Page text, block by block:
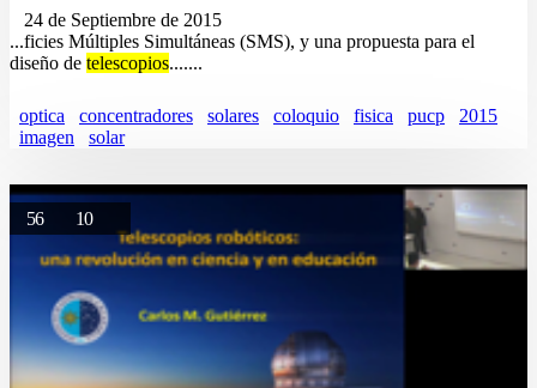
24 de Septiembre de 2015
...ficies Múltiples Simultáneas (SMS), y una propuesta para el
diseño de telescopios.......
optica concentradores solares coloquio fisica pucp
2015
imagen
solar
56 10